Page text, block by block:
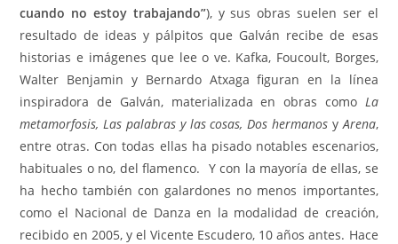
cuando no estoy trabajando”), y sus obras suelen ser el
resultado de ideas y pálpitos que Galván recibe de esas
historias e imágenes que lee o ve. Kafka, Foucoult, Borges,
Walter Benjamin y Bernardo Atxaga figuran en la línea
inspiradora de Galván, materializada en obras como La
metamorfosis, Las palabras y las cosas, Dos hermanos yArena,
entre otras. Con todas ellas ha pisado notables escenarios,
habituales o no, del flamenco. Y con la mayoría de ellas, se
ha hecho también con galardones no menos importantes,
como el Nacional de Danza en la modalidad de creación,
recibido en 2005, y el Vicente Escudero, 10 años antes. Hace